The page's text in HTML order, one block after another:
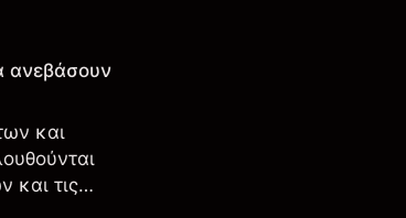
ανεβάσουν
και
και τις